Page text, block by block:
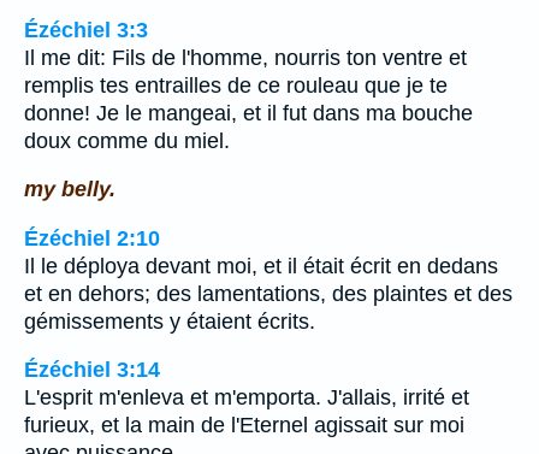
Ézéchiel 3:3
Il me dit: Fils de l'homme, nourris ton ventre et
remplis tes entrailles de ce rouleau que je te
donne! Je le mangeai, et il fut dans ma bouche
doux comme du miel.
my belly.
Ézéchiel 2:10
Il le déploya devant moi, et il était écrit en dedans
et en dehors; des lamentations, des plaintes et des
gémissements y étaient écrits.
Ézéchiel 3:14
L'esprit m'enleva et m'emporta. J'allais, irrité et
furieux, et la main de l'Eternel agissait sur moi